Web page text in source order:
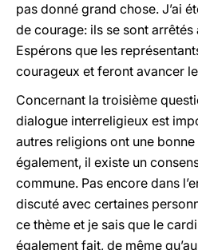
pas donné grand chose. J’ai
de courage: ils se sont
Espérons que les
courageux et feront avancer
Concernant la troisième
dialogue interreligieux est
autres religions ont une
également, il existe un
commune. Pas encore dans
discuté avec certaines
ce thème et je sais que le
également fait, de même